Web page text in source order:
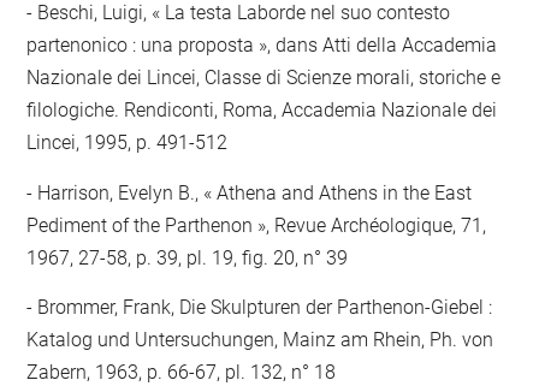
Beschi, Luigi, « La testa Laborde nel suo contesto
partenonico : una proposta », dans Atti della Accademia
Nazionale dei Lincei, Classe di Scienze morali, storiche e
filologiche. Rendiconti, Roma, Accademia Nazionale dei
Lincei, 1995, p. 491-512
Harrison, Evelyn B., « Athena and Athens in the East
Pediment of the Parthenon », Revue Archéologique, 71,
1967, 27-58, p. 39, pl. 19, fig. 20, n° 39
Brommer, Frank, Die Skulpturen der Parthenon-Giebel :
Katalog und Untersuchungen, Mainz am Rhein, Ph. von
Zabern, 1963, p. 66-67, pl. 132, n° 18